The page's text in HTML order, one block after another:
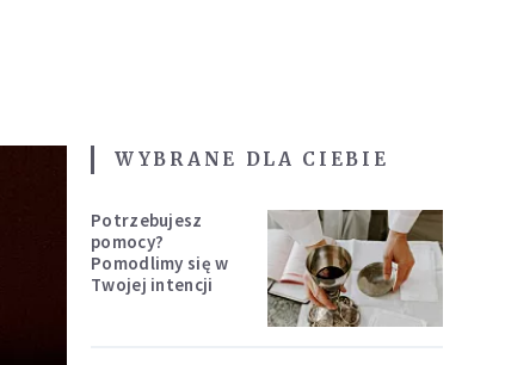
WYBRANE DLA CIEBIE
Potrzebujesz
pomocy?
Pomodlimy się w
Twojej intencji